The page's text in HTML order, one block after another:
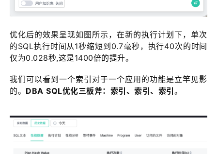
优化后的效果呈现如图所示，在新的执行计划下，单次
的SQL执行时间从1秒缩短到0.7毫秒，执行40次的时间
仅为0.028秒,这是1400倍的提升。
我们可以看到一个索引对于一个应用的功能是立竿见影
的。 DBA SQL优化三板斧：索引、索引、索引。